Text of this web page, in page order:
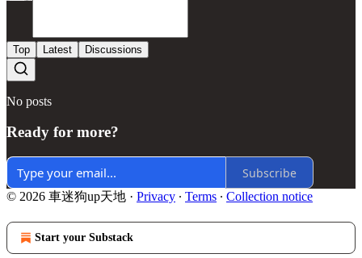
Top Latest Discussions
No posts
Ready for more?
Subscribe
© 2026 車迷狗up天地 · Privacy ∙ Terms ∙ Collection notice
Start your Substack